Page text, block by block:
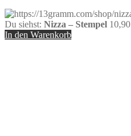
Du siehst: Nizza – Stempel 10,90
In den Warenkorb